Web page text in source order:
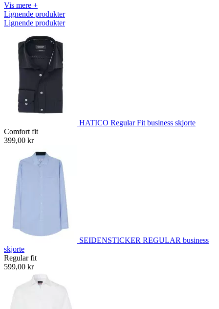
Vis mere +
Lignende produkter
Lignende produkter
HATICO Regular Fit business skjorte
Comfort fit
399,00 kr
SEIDENSTICKER REGULAR business
skjorte
Regular fit
599,00 kr